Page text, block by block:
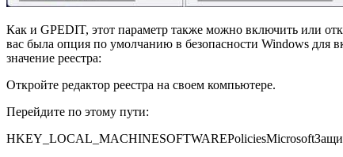
Как и GPEDIT, этот параметр также можно включить или
вас была опция по умолчанию в безопасности Windows
значение реестра:
Откройте редактор реестра на своем компьютере.
Перейдите по этому пути: